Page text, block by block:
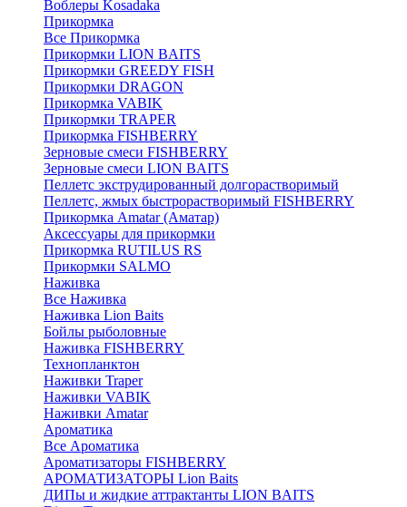
Воблеры Kosadaka
Прикормка
Все Прикормка
Прикормки LION BAITS
Прикормки GREEDY FISH
Прикормки DRAGON
Прикормка VABIK
Прикормки TRAPER
Прикормка FISHBERRY
Зерновые смеси FISHBERRY
Зерновые смеси LION BAITS
Пеллетс экструдированный долгорастворимый
Пеллетс, жмых быстрорастворимый FISHBERRY
Прикормка Amatar (Аматар)
Аксессуары для прикормки
Прикормка RUTILUS RS
Прикормки SALMO
Наживка
Все Наживка
Наживка Lion Baits
Бойлы рыболовные
Наживка FISHBERRY
Технопланктон
Наживки Traper
Наживки VABIK
Наживки Amatar
Ароматика
Все Ароматика
Ароматизаторы FISHBERRY
АРОМАТИЗАТОРЫ Lion Baits
ДИПы и жидкие аттрактанты LION BAITS